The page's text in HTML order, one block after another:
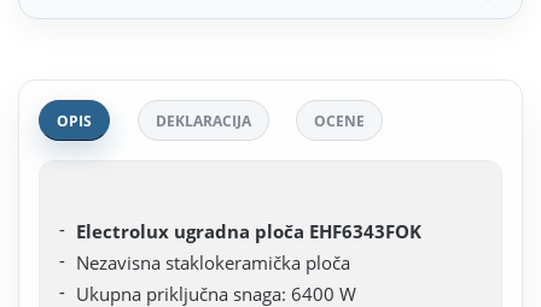
OPIS DEKLARACIJA OCENE
Electrolux ugradna ploča EHF6343FOK
Nezavisna staklokeramička ploča
Ukupna priključna snaga: 6400 W